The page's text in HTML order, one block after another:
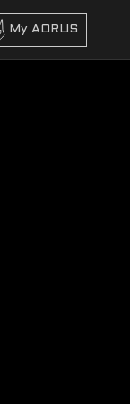
My AORUS